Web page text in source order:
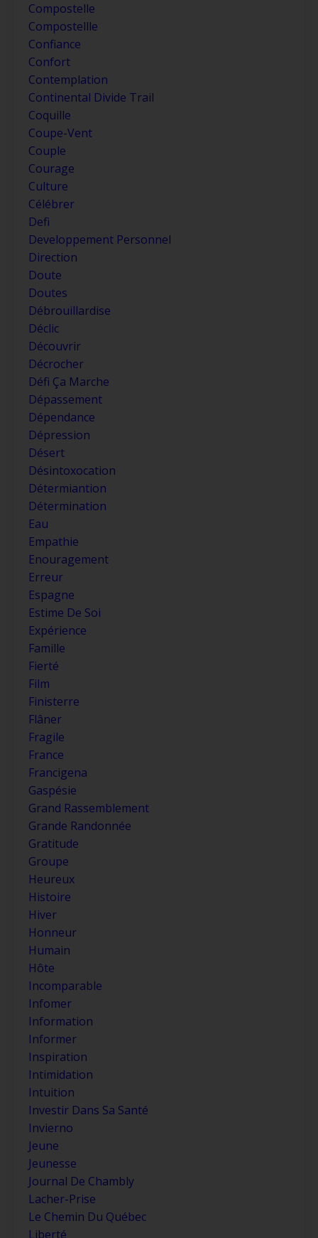
Compostelle
Compostellle
Confiance
Confort
Contemplation
Continental Divide Trail
Coquille
Coupe-Vent
Couple
Courage
Culture
Célébrer
Defi
Developpement Personnel
Direction
Doute
Doutes
Débrouillardise
Déclic
Découvrir
Décrocher
Défi Ça Marche
Dépassement
Dépendance
Dépression
Désert
Désintoxocation
Détermiantion
Détermination
Eau
Empathie
Enouragement
Erreur
Espagne
Estime De Soi
Expérience
Famille
Fierté
Film
Finisterre
Flâner
Fragile
France
Francigena
Gaspésie
Grand Rassemblement
Grande Randonnée
Gratitude
Groupe
Heureux
Histoire
Hiver
Honneur
Humain
Hôte
Incomparable
Infomer
Information
Informer
Inspiration
Intimidation
Intuition
Investir Dans Sa Santé
Invierno
Jeune
Jeunesse
Journal De Chambly
Lacher-Prise
Le Chemin Du Québec
Liberté